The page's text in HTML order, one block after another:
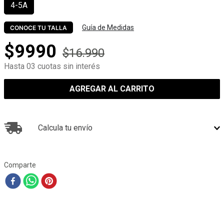
4-5A
CONOCE TU TALLA Guía de Medidas
$9990 $16.990
Hasta 03 cuotas sin interés
AGREGAR AL CARRITO
Calcula tu envío
Comparte